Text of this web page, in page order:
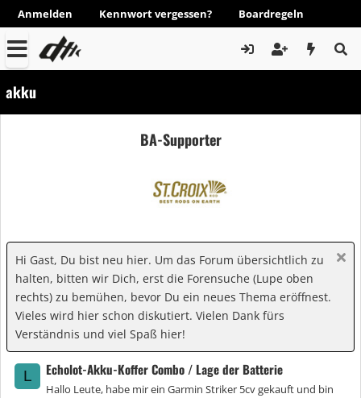
Anmelden Kennwort vergessen? Boardregeln
akku
BA-Supporter
Hi Gast, Du bist neu hier. Um das Forum übersichtlich zu
halten, bitten wir Dich, erst die Forensuche (Lupe oben
rechts) zu bemühen, bevor Du ein neues Thema eröffnest.
Vieles wird hier schon diskutiert. Vielen Dank fürs
Verständnis und viel Spaß hier!
L Echolot-Akku-Koffer Combo / Lage der Batterie
Hallo Leute, habe mir ein Garmin Striker 5cv gekauft und bin